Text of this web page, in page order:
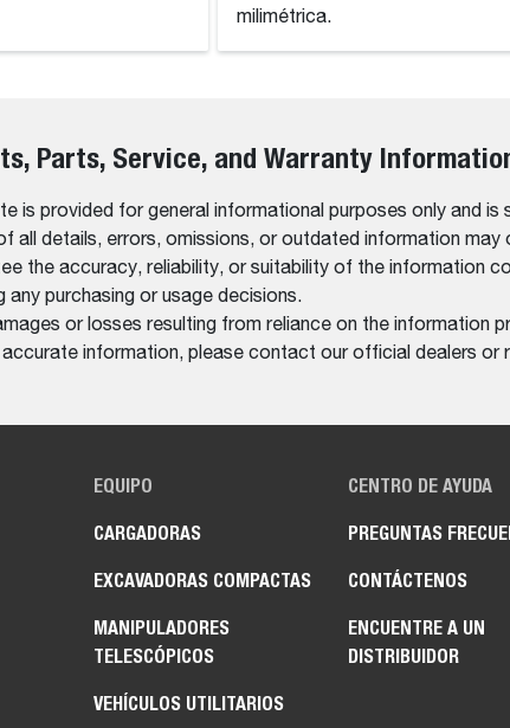
milimétrica.
Parts, Service, and Warranty
is provided for general informational purposes only and
all details, errors, omissions, or outdated information may
the accuracy, reliability, or suitability of the information
purchasing or usage decisions.
or losses resulting from reliance on the information
information, please contact our official dealers or
EQUIPO
CARGADORAS
EXCAVADORAS COMPACTAS
MANIPULADORES
TELESCÓPICOS
VEHÍCULOS UTILITARIOS
CENTRO DE AYUDA
PREGUNTAS
CONTÁCTENOS
ENCUENTRE A UN
DISTRIBUIDOR